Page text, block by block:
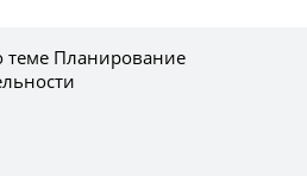
теме Планирование